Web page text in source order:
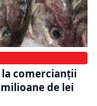
la comercianții
de lei